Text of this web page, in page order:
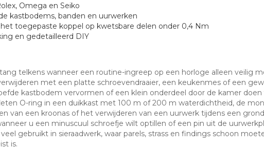
Omega en Seiko
kastbodems, banden en uurwerken
toegepaste koppel op kwetsbare delen onder 0,4 Nm
en gedetailleerd DIY
telkens wanneer een routine-ingreep op een horloge alleen veilig
met een platte schroevendraaier, een keukenmes of een
kastbodem vervormen of een klein onderdeel door de kamer doen
O-ring in een duikkast met 100 m of 200 m waterdichtheid, de
van een kroonas of het verwijderen van een uurwerk tijdens een
u een minuscuul schroefje wilt optillen of een pin uit de
gebruikt in sieraadwerk, waar parels, strass en findings schoon
is.